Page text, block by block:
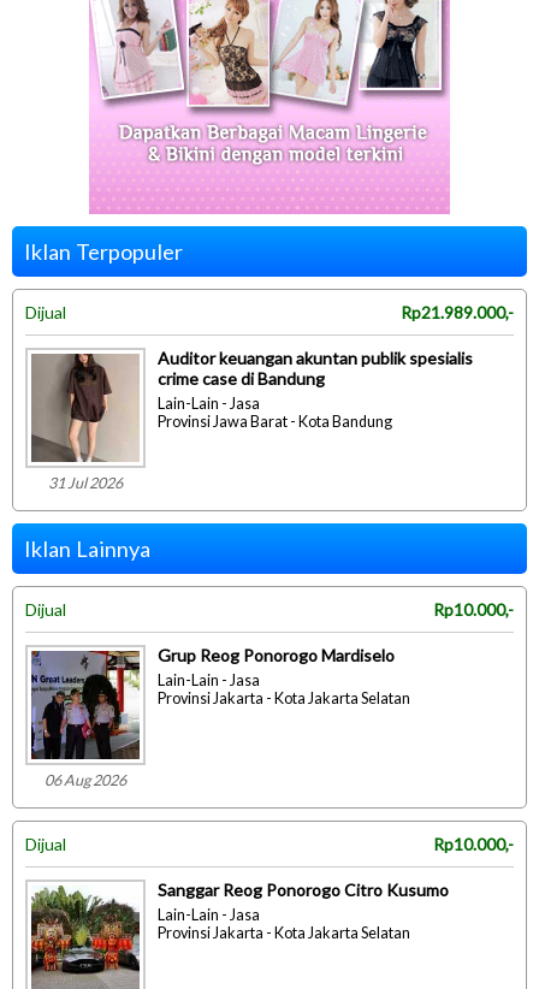
Iklan Terpopuler
Dijual Rp21.989.000,-
31 Jul 2026
Auditor keuangan akuntan publik spesialis
crime case di Bandung
Lain-Lain - Jasa
Provinsi Jawa Barat - Kota Bandung
Iklan Lainnya
Dijual Rp10.000,-
06 Aug 2026
Grup Reog Ponorogo Mardiselo
Lain-Lain - Jasa
Provinsi Jakarta - Kota Jakarta Selatan
Dijual Rp10.000,-
Sanggar Reog Ponorogo Citro Kusumo
Lain-Lain - Jasa
Provinsi Jakarta - Kota Jakarta Selatan